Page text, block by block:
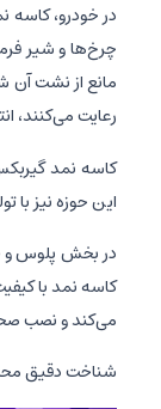
در خودرو،
چرخ‌ها و شیر
مانع از نشت آن
رعایت می‌کنند،
کاسه نمد
این حوزه نیز
در بخش پلوس و
کاسه نمد با
می‌کند و نصب
شناخت دقیق